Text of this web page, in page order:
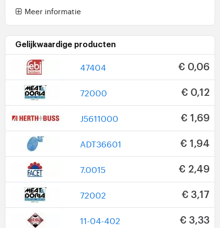
Meer informatie
Gelijkwaardige producten
47404 € 0,06
72000 € 0,12
J5611000 € 1,69
ADT36601 € 1,94
7.0015 € 2,49
72002 € 3,17
11-04-402 € 3,33